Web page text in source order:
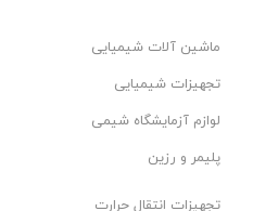
ماشین آلات شیمیایی
تجهیزات شیمیایی
لوازم آزمایشگاه شیمی
پلیمر و رزین
تجهیزات انتقال حرارت